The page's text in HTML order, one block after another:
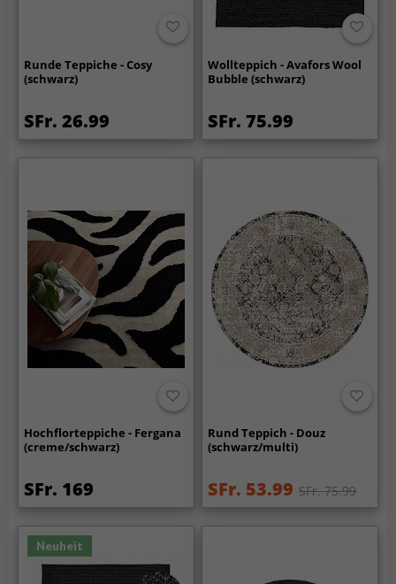
Runde Teppiche - Cosy
(schwarz)
SFr. 26.99
Wollteppich - Avafors Wool
Bubble (schwarz)
SFr. 75.99
Hochflorteppiche - Fergana
(creme/schwarz)
SFr. 169
Rund Teppich - Douz
(schwarz/multi)
SFr. 53.99 SFr. 75.99
Neuheit